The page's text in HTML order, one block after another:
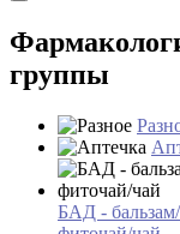
группы
БАД - бальзам/